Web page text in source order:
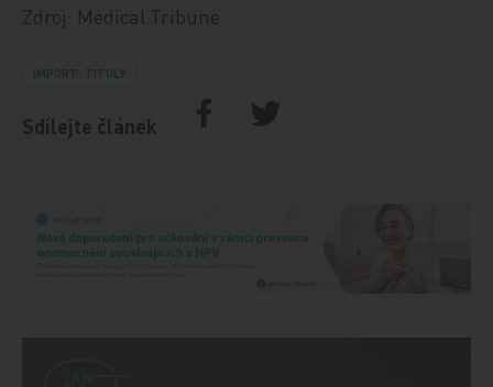
Zdroj: Medical Tribune
IMPORT: TITULY
Sdílejte článek